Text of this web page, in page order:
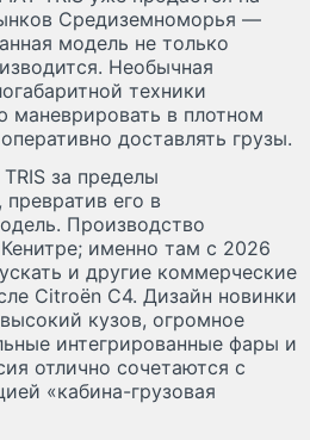
Средиземноморья —
модель не только
Необычная
техники
маневрировать в плотном
доставлять грузы.
за пределы
его в
Производство
именно там с 2026
и другие коммерческие
Citroën C4. Дизайн новинки
кузов, огромное
интегрированные фары и
отлично сочетаются с
«кабина-грузовая